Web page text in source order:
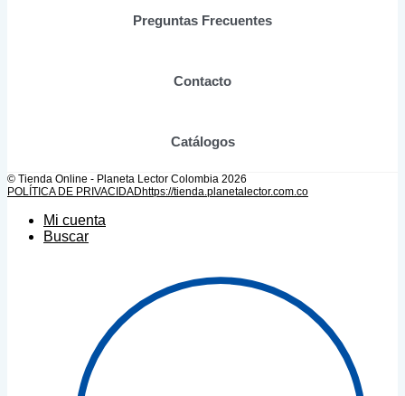
producto
Preguntas Frecuentes
Contacto
Catálogos
© Tienda Online - Planeta Lector Colombia 2026
POLÍTICA DE PRIVACIDADhttps://tienda.planetalector.com.co
Mi cuenta
Buscar